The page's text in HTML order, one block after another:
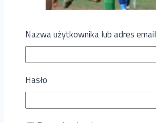
Nazwa użytkownika lub adres email
Hasło